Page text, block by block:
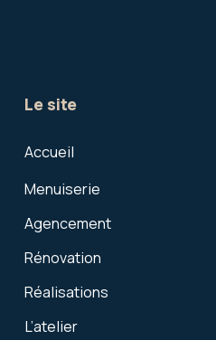
Le site
Accueil
Menuiserie
Agencement
Rénovation
Réalisations
L’atelier